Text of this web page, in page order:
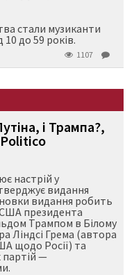
стали музиканти
10 до 59 років.
1107
і Трампа?,
Politico
настрій у
видання
видання робить
президента
Трампом в Білому
Ліндсі Грема (автора
щодо Росії) та
—